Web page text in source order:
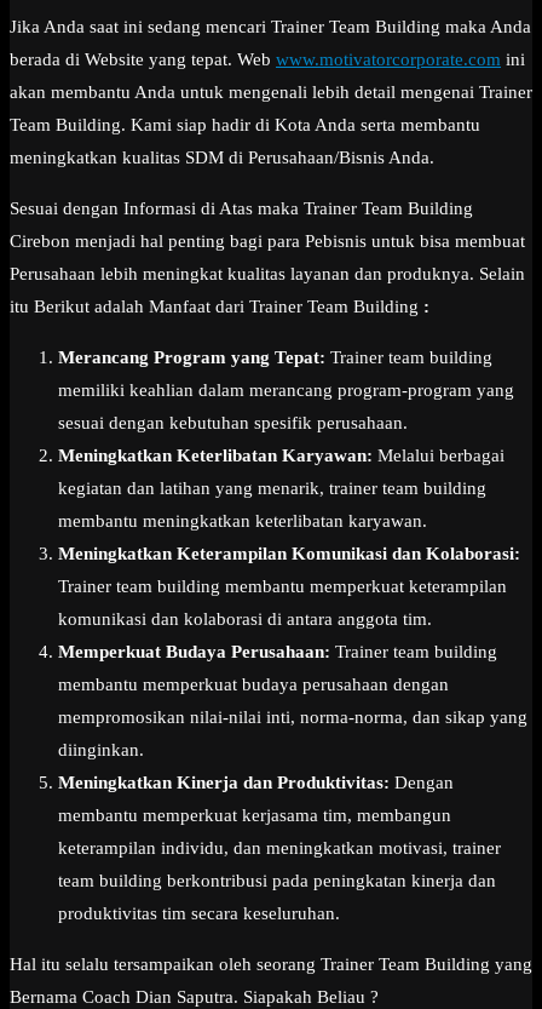
Jika Anda saat ini sedang mencari Trainer Team Building maka Anda
berada di Website yang tepat. Web www.motivatorcorporate.com ini
akan membantu Anda untuk mengenali lebih detail mengenai Trainer
Team Building. Kami siap hadir di Kota Anda serta membantu
meningkatkan kualitas SDM di Perusahaan/Bisnis Anda.
Sesuai dengan Informasi di Atas maka Trainer Team Building
Cirebon menjadi hal penting bagi para Pebisnis untuk bisa membuat
Perusahaan lebih meningkat kualitas layanan dan produknya. Selain
itu Berikut adalah Manfaat dari Trainer Team Building :
Merancang Program yang Tepat: Trainer team building
memiliki keahlian dalam merancang program-program yang
sesuai dengan kebutuhan spesifik perusahaan.
Meningkatkan Keterlibatan Karyawan: Melalui berbagai
kegiatan dan latihan yang menarik, trainer team building
membantu meningkatkan keterlibatan karyawan.
Meningkatkan Keterampilan Komunikasi dan Kolaborasi:
Trainer team building membantu memperkuat keterampilan
komunikasi dan kolaborasi di antara anggota tim.
Memperkuat Budaya Perusahaan: Trainer team building
membantu memperkuat budaya perusahaan dengan
mempromosikan nilai-nilai inti, norma-norma, dan sikap yang
diinginkan.
Meningkatkan Kinerja dan Produktivitas: Dengan
membantu memperkuat kerjasama tim, membangun
keterampilan individu, dan meningkatkan motivasi, trainer
team building berkontribusi pada peningkatan kinerja dan
produktivitas tim secara keseluruhan.
Hal itu selalu tersampaikan oleh seorang Trainer Team Building yang
Bernama Coach Dian Saputra. Siapakah Beliau ?